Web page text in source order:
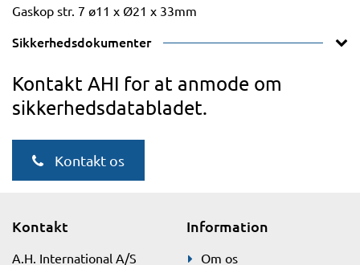
Gaskop str. 7 ø11 x Ø21 x 33mm
Sikkerhedsdokumenter
Kontakt AHI for at anmode om
sikkerhedsdatabladet.
Kontakt os
Kontakt
A.H. International A/S
Information
Om os